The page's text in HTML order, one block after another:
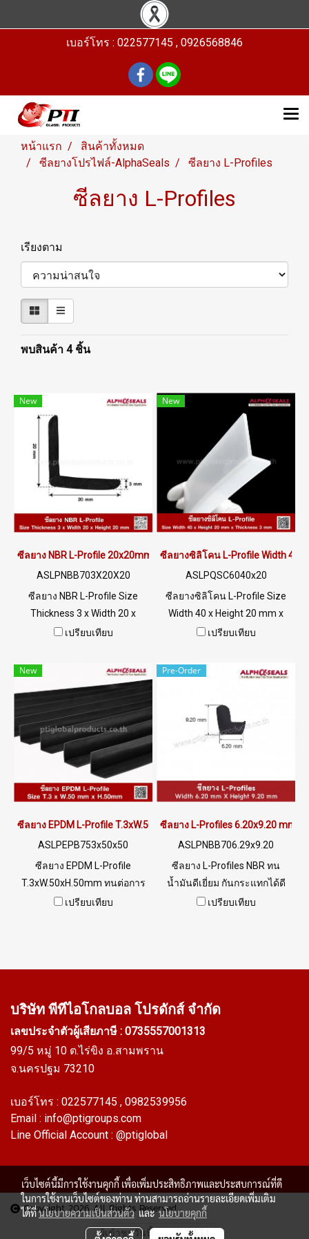
เบอร์โทร : 022577145 , 0926568846
หน้าแรก
สินค้าทั้งหมด
ซีลยางโปรไฟล์-AlphaSeals
ซีลยาง L-Profiles
ซีลยาง L-Profiles
เรียงตาม
พบสินค้า 4 ชิ้น
New
ซีลยาง NBR L-Profile 20x20mm
ASLPNBB703X20X20
ซีลยาง NBR L-Profile Size
Thickness 3 x Width 20 x
Height 20 mm เหมาะสำหรับ
เข้ากับขอบเหล็ก อลูมิเนียม แก้ว
กระจก หรือว้สดุอื่นๆ ใช้ในการ
อันตราย ทำหน้าที่เป็นซีล
ป้องกันน้ำ ความชื้น ป้องกันการ
สะสมของสิ่งสกปรก ทนน้ำมันดี
เยี่ยม/ทนต่อการสึก/กันน้ำได้ดี
Tel : 0-2257-7145 / MB : 098-
253-9956 / Line OA :
@PTIGLOBAL
เปรียบเทียบ
New
ซีลยางซิลิโคน L-Profile Width 40 x
ASLPQSC6040x20
ซีลยางซิลิโคน L-Profile Size
Width 40 x Height 20 mm x
Thickness 3 mm ทนความร้อน
ใช้งาน -70 to +220ºC ยืดหยุ่น
สูงคืนตัวได้ดี ซีลยางฟู้ดเกรด
สำหรับอุตสาหกรรมอาหารและ
เครื่องดื่ม Material Certification
: FDA, REACH , RoHS Tel : 0-
8846 / Technical Engineer :
098-253-9956 / Line OA :
@PTIGLOBAL
เปรียบเทียบ
New
ซีลยาง EPDM L-Profile T.3xW.50xH.50mm
ASLPEPB753x50x50
ซีลยาง EPDM L-Profile
T.3xW.50xH.50mm ทนต่อการ
เสื่อมสภาพ จากสภาพแวดล้อม
ส่งฟรีทั่วประเทศ เมื่อสั่งซื้อ 50
MB : 092-656-8846 /
9956 / Line OA : @PTIGLOBAL
เปรียบเทียบ
Pre-Order
ซีลยาง L-Profiles 6.20x9.20 mm
ASLPNBB706.29x9.20
ซีลยาง L-Profiles NBR ทน
น้ำมันดีเยี่ยม กันกระแทกได้ดี
ความกว้าง 6.20 mm ความสูง
เปรียบเทียบ
บริษัท พีทีไอโกลบอล โปรดักส์ จำกัด
เลขประจำตัวผู้เสียภาษี : 0735557001313
99/5 หมู่ 10 ต.ไร่ขิง อ.สามพราน
จ.นครปฐม 73210
เบอร์โทร : 022577145 , 0982539956
Email : info@ptigroups.com
Line Official Account : @ptiglobal
Copyright 2026 All Rights Reserved
ผู้เข้าชมวันนี้ 1,531
เว็บไซต์นี้มีการใช้งานคุกกี้ เพื่อเพิ่มประสิทธิภาพและประสบการณ์ที่ดี
ในการใช้งานเว็บไซต์ของท่าน ท่านสามารถอ่านรายละเอียดเพิ่มเติม
ได้ที่นโยบายความเป็นส่วนตัวและนโยบายคุกกี้